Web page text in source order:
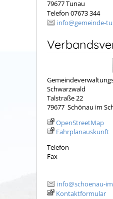
79677 Tunau
Telefon 07673 344
info@gemeinde-
Schwarzwald
Talstraße 22
79677 Schönau im
OpenStreetMap
Fahrplanauskunft
Telefon
Fax
info@schoenau-
Kontaktformular